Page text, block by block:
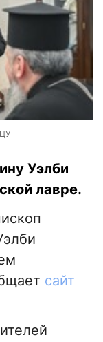
Уэлби
лавре.
сайт